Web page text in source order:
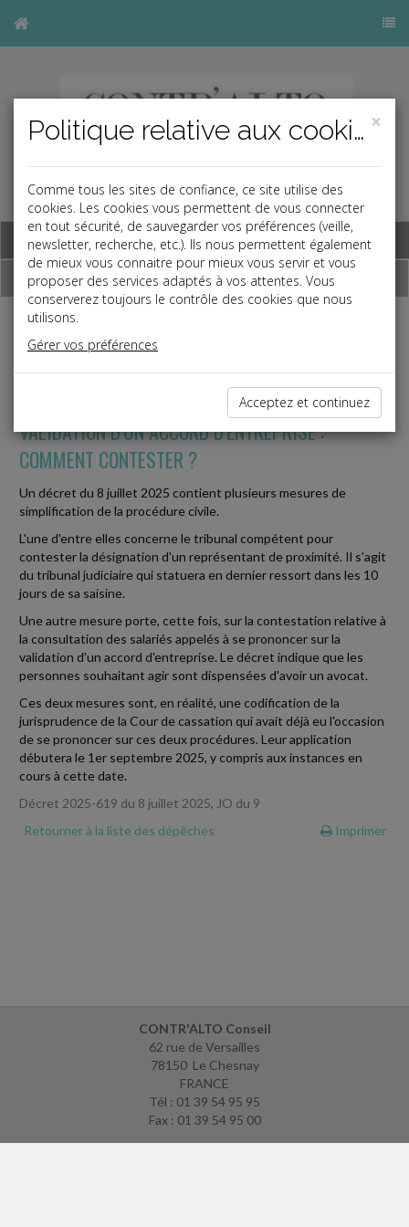
Base documentaire
Dépêches
Social
Date: 2025-07-31
REPRÉSENTANT DE PROXIMITÉ ET RÉFÉRENDUM DE
VALIDATION D'UN ACCORD D'ENTREPRISE :
COMMENT CONTESTER ?
Un décret du 8 juillet 2025 contient plusieurs mesures de
simplification de la procédure civile.
L'une d'entre elles concerne le tribunal compétent pour
contester la désignation d'un représentant de proximité. Il s'agit
du tribunal judiciaire qui statuera en dernier ressort dans les 10
jours de sa saisine.
Une autre mesure porte, cette fois, sur la contestation relative à
la consultation des salariés appelés à se prononcer sur la
validation d'un accord d'entreprise. Le décret indique que les
personnes souhaitant agir sont dispensées d'avoir un avocat.
Ces deux mesures sont, en réalité, une codification de la
jurisprudence de la Cour de cassation qui avait déjà eu l'occasion
de se prononcer sur ces deux procédures. Leur application
débutera le 1er septembre 2025, y compris aux instances en
cours à cette date.
Décret 2025-619 du 8 juillet 2025, JO du 9
Retourner à la liste des dépêches
Imprimer
CONTR'ALTO Conseil
62 rue de Versailles
78150 Le Chesnay
FRANCE
Tél : 01 39 54 95 95
Fax : 01 39 54 95 00
×
Politique relative aux cookies
Comme tous les sites de confiance, ce site utilise des
cookies. Les cookies vous permettent de vous connecter
en tout sécurité, de sauvegarder vos préférences (veille,
newsletter, recherche, etc.). Ils nous permettent également
de mieux vous connaitre pour mieux vous servir et vous
proposer des services adaptés à vos attentes. Vous
conserverez toujours le contrôle des cookies que nous
utilisons.
Gérer vos préférences
Acceptez et continuez